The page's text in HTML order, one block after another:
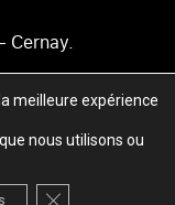
Cernay.
|Plan du
meilleure expérience
nous utilisons ou
Fermer la